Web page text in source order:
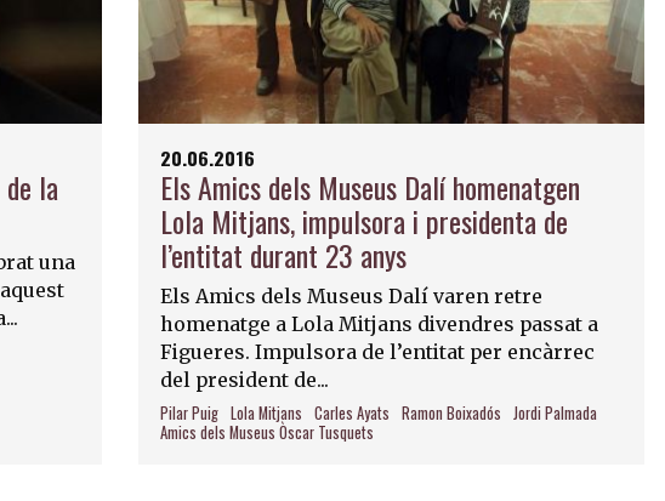
la
una
20.06.2016
Els Amics dels Museus Dalí homenatgen
Lola Mitjans, impulsora i presidenta de
l’entitat durant 23 anys
Els Amics dels Museus Dalí varen retre
homenatge a Lola Mitjans divendres passat a
Figueres. Impulsora de l’entitat per encàrrec
del president de...
Pilar Puig Lola Mitjans Carles Ayats Ramon Boixadós Jordi Palmada
Amics dels Museus Òscar Tusquets